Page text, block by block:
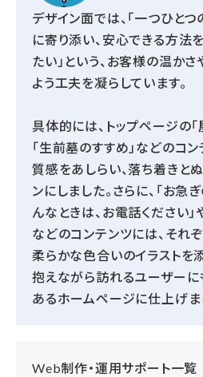
デザイン面では、「一つひと
に寄り添い、安心できる方法
たい」という、お客様の温か
よう工夫を凝らしています。
具体的には、トップページの
「生前墓のすすめ」などのコ
質感をあしらい、落ち着きと
ンにしました。さらに、「お急
んなときは、お電話ください」
などのコンテンツには、それ
柔らかな色合いのイラストを
抱えながら訪れるユーザーに
あるホームページに仕上げま
Web制作・運用サポート一覧